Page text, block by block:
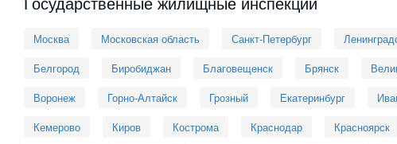
Москва Московская область Санкт-Петербург
Белгород
Биробиджан Благовещенск Брянск
Воронеж
Горно-Алтайск Грозный Екатеринбург
Кемерово
Киров Кострома Краснодар Красноярск